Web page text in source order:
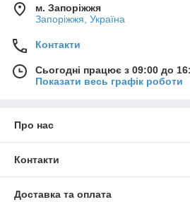
м. Запоріжжя
Запоріжжя, Україна
Контакти
Сьогодні працює з 09:00 до
Показати весь графік роботи
Про нас
Контакти
Доставка та оплата